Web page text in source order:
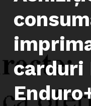
carduri